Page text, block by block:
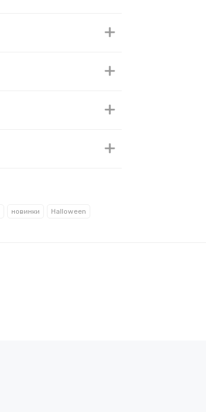
новинки Halloween